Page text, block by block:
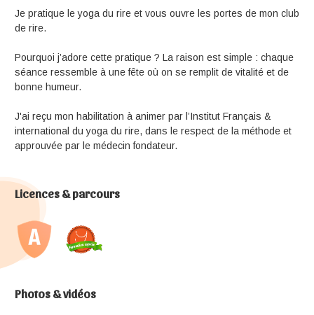
Je pratique le yoga du rire et vous ouvre les portes de mon club
de rire.
Pourquoi j’adore cette pratique ? La raison est simple : chaque
séance ressemble à une fête où on se remplit de vitalité et de
bonne humeur.
J'ai reçu mon habilitation à animer par l’Institut Français &
international du yoga du rire, dans le respect de la méthode et
approuvée par le médecin fondateur.
Licences & parcours
Photos & vidéos